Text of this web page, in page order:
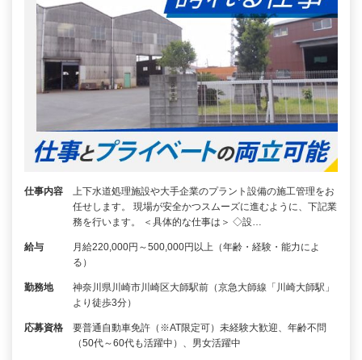
仕事内容
上下水道処理施設や大手企業のプラント設備の施工管理をお
任せします。 現場が安全かつスムーズに進むように、下記業
務を行います。 ＜具体的な仕事は＞ ◇設…
給与
月給220,000円～500,000円以上（年齢・経験・能力によ
る）
勤務地
神奈川県川崎市川崎区大師駅前（京急大師線「川崎大師駅」
より徒歩3分）
応募資格
要普通自動車免許（※AT限定可）未経験大歓迎、年齢不問
（50代～60代も活躍中）、男女活躍中